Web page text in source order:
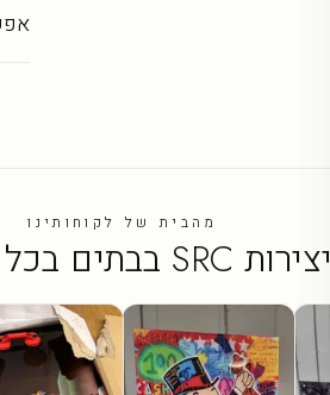
מהבית של לקוחותינו
יצירות SRC בבתים בכל הארץ